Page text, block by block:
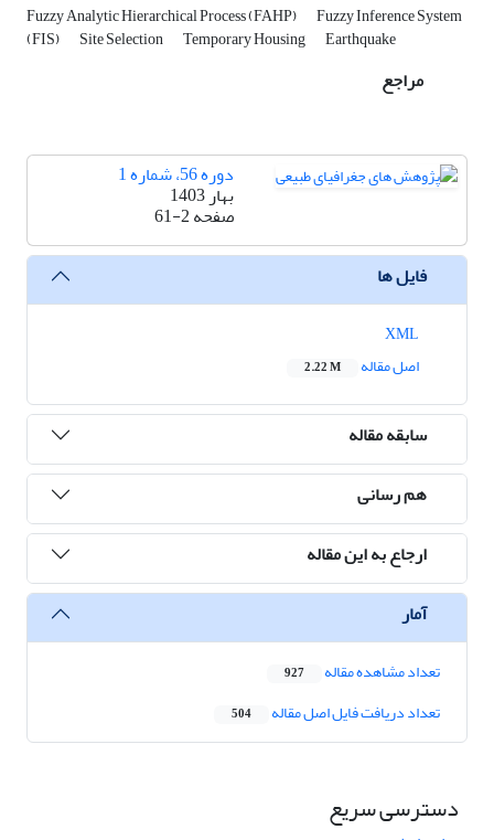
Fuzzy Analytic Hierarchical Process (FAHP) Fuzzy Inference System
(FIS) Site Selection Temporary Housing Earthquake
مراجع
دوره 56، شماره 1
بهار 1403
صفحه61-2
فایل ها
اصل مقاله
2.22 M
سابقه مقاله
هم رسانی
ارجاع به این مقاله
آمار
تعداد مشاهده مقاله 927
تعداد دریافت فایل اصل مقاله 504
دسترسی سریع